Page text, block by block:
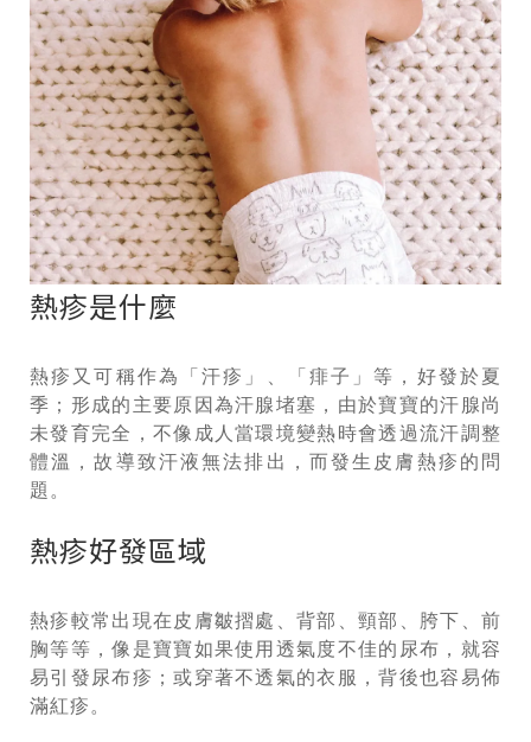
熱疹是什麼
熱疹又可稱作為「汗疹」、「痱子」等，好發於夏
季；形成的主要原因為汗腺堵塞，由於寶寶的汗腺尚
未發育完全，不像成人當環境變熱時會透過流汗調整
體溫，故導致汗液無法排出，而發生皮膚熱疹的問
題。
熱疹好發區域
熱疹較常出現在皮膚皺摺處、背部、頸部、胯下、前
胸等等，像是寶寶如果使用透氣度不佳的尿布，就容
易引發尿布疹；或穿著不透氣的衣服，背後也容易佈
滿紅疹。